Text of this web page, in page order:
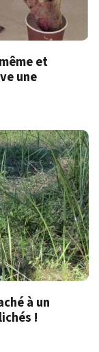
et
une
à un
!